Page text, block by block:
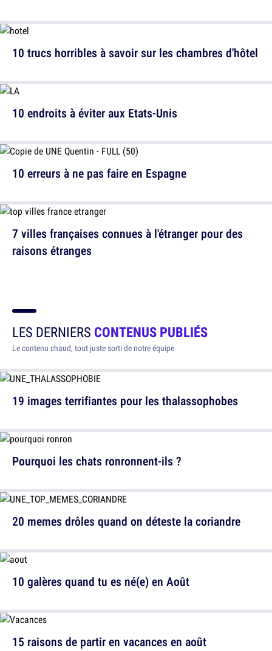
10 endroits à éviter aux Etats-Unis
7 villes françaises connues à l'étranger pour des
raisons étranges
10 trucs horribles à savoir sur les chambres d'hôtel
10 erreurs à ne pas faire en Espagne
LES DERNIERS CONTENUS PUBLIÉS
Le contenu chaud, tout juste sorti de notre équipe
19 images terrifiantes pour les thalassophobes
20 memes drôles quand on déteste la coriandre
15 raisons de partir en vacances en août
Pourquoi les chats ronronnent-ils ?
10 galères quand tu es né(e) en Août